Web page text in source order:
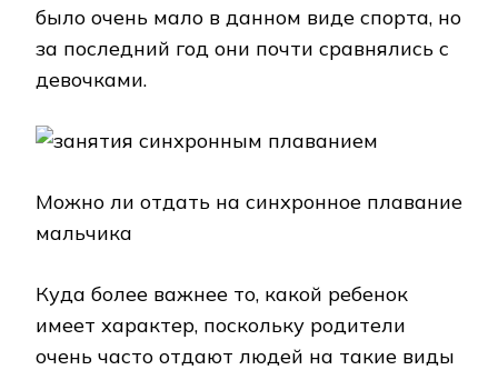
было очень мало в данном виде спорта, но
за последний год они почти сравнялись с
девочками.
Можно ли отдать на синхронное плавание
мальчика
Куда более важнее то, какой ребенок
имеет характер, поскольку родители
очень часто отдают людей на такие виды